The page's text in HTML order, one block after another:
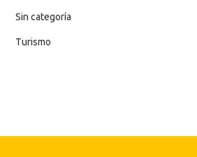
Sin categoría
Turismo